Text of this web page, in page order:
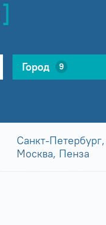
Город 9
Санкт-Петербург,
Москва, Пенза